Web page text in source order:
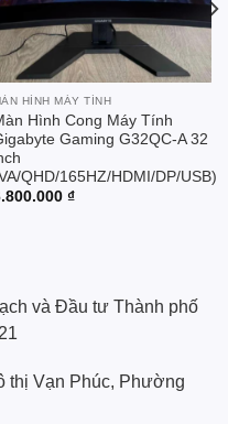
HÌNH MÁY TÍNH
Hình Cong Máy Tính
Gaming G32QC-A 32
QHD/165HZ/HDMI/DP/USB)
₫
và Đầu tư Thành phố
thị Vạn Phúc, Phường